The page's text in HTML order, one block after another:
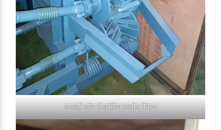
लकड़ी लॉग डिबार्किंग मशीन पैकेज